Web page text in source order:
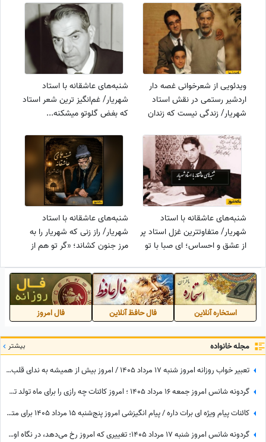
ویدئویی از شعرخوانی غصه دار
اردشیر رستمی در نقش استاد
شهریار/ زندگی نیست که زندان
شنبه‌های عاشقانه با استاد
شهریار/ غم‌انگیز ترین شعر استاد
که بغض گلوتو میشکنه...
زندگانی درد بی درمان ماست...+
شنبه‌های عاشقانه با استاد
شهریار/ متفاوتترین غزل استاد پر
از عشق و احساس؛ ای صبا با تو
ویدئو
شنبه‌های عاشقانه با استاد
شهریار/ راز زنی که شهریار را به
مرز جنون کشاند؛ «گر تو هم از
فیلم
استخاره آنلاین فال حافظ آنلاین فال امروز
مجله خانواده بیشتر
تعبیر خواب روزانه امروز شنبه 17 مرداد 1405 / امروز بیش از همیشه به ندای قلب خود توجه کنید؛ پاسخ بسیاری از تردیدها را خواهید یافت
گردونه شانس امروز جمعه 16 مرداد 1405 ؛ امروز کائنات چه رازی را برای ماه تولد تو فاش کرده؟
کائنات پیام ویژه ای برات داره / پیام انگیزشی امروز پنج‌شنبه 15 مرداد 1405 برای متولدین فروردین تا اسفند: هرگز، هرگز تسلیم نشو + ویدئو
گردونه شانس امروز شنبه 17 مرداد 1405؛ تغییری که امروز رخ می‌دهد، در نگاه اول غیرمنتظره است اما ...